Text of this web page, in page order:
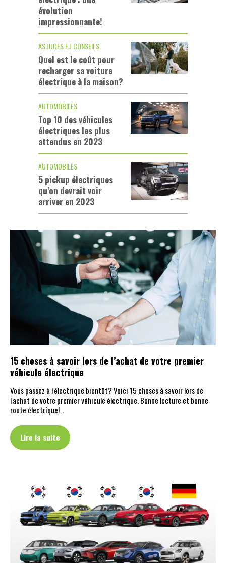
évolution
impressionnante!
ASTUCES ET CONSEILS
Quel est le coût pour
recharger sa voiture
électrique à la maison?
AUTOMOBILES
Top 10 des véhicules
électriques les plus
attendus en 2023
AUTOMOBILES
5 pickup électriques
qu’on devrait voir
arriver en 2023
15 choses à savoir lors de l’achat de votre premier
véhicule électrique
Vous passez à l'électrique bientôt? Voici 15 choses à savoir lors de
l'achat de votre premier véhicule électrique. Bonne lecture et bonne
route électrique!…
Lire la suite